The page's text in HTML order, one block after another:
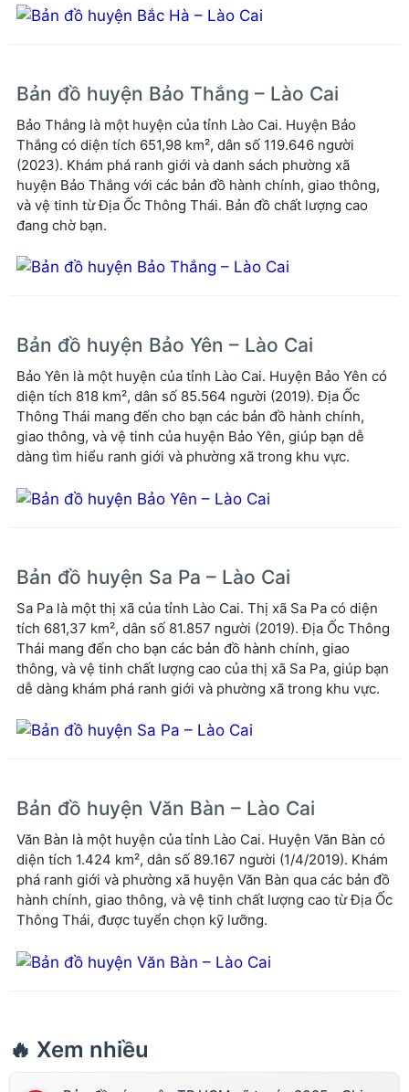
Bản đồ huyện Bảo Thắng – Lào Cai
Bảo Thắng là một huyện của tỉnh Lào Cai. Huyện Bảo
Thắng có diện tích 651,98 km², dân số 119.646 người
(2023). Khám phá ranh giới và danh sách phường xã
huyện Bảo Thắng với các bản đồ hành chính, giao thông,
và vệ tinh từ Địa Ốc Thông Thái. Bản đồ chất lượng cao
đang chờ bạn.
Bản đồ huyện Bảo Yên – Lào Cai
Bảo Yên là một huyện của tỉnh Lào Cai. Huyện Bảo Yên có
diện tích 818 km², dân số 85.564 người (2019). Địa Ốc
Thông Thái mang đến cho bạn các bản đồ hành chính,
giao thông, và vệ tinh của huyện Bảo Yên, giúp bạn dễ
dàng tìm hiểu ranh giới và phường xã trong khu vực.
Bản đồ huyện Sa Pa – Lào Cai
Sa Pa là một thị xã của tỉnh Lào Cai. Thị xã Sa Pa có diện
tích 681,37 km², dân số 81.857 người (2019). Địa Ốc Thông
Thái mang đến cho bạn các bản đồ hành chính, giao
thông, và vệ tinh chất lượng cao của thị xã Sa Pa, giúp bạn
dễ dàng khám phá ranh giới và phường xã trong khu vực.
Bản đồ huyện Văn Bàn – Lào Cai
Văn Bàn là một huyện của tỉnh Lào Cai. Huyện Văn Bàn có
diện tích 1.424 km², dân số 89.167 người (1/4/2019). Khám
phá ranh giới và phường xã huyện Văn Bàn qua các bản đồ
hành chính, giao thông, và vệ tinh chất lượng cao từ Địa Ốc
Thông Thái, được tuyển chọn kỹ lưỡng.
🔥 Xem nhiều